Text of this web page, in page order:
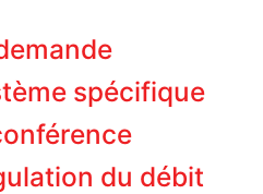
spécifique
du débit